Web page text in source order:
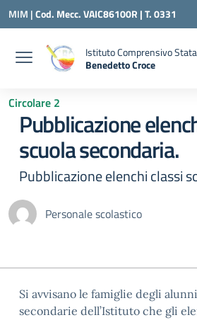
Vai ai contenuti
Vai al menu di navigazione
Vai al footer
MIM |Cod. Mecc. VAIC86100R | T. 0331
240260 | VAIC86100R@ISTRUZIONE.IT
Istituto Comprensivo
Benedetto Croce
Circolare 2
Pubblicazione
scuola secondaria.
Pubblicazione elenchi classi
Personale scolastico
Si avvisano le famiglie degli
secondarie dell’Istituto che gli